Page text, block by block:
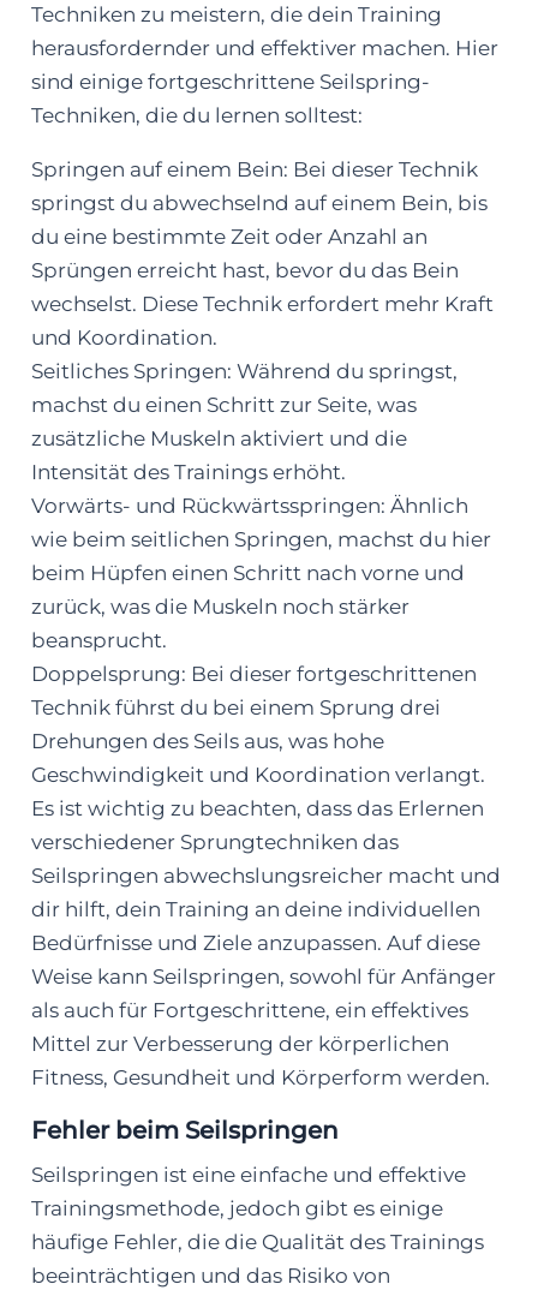
Techniken zu meistern, die dein Training
herausfordernder und effektiver machen. Hier
sind einige fortgeschrittene Seilspring-
Techniken, die du lernen solltest:
Springen auf einem Bein: Bei dieser Technik
springst du abwechselnd auf einem Bein, bis
du eine bestimmte Zeit oder Anzahl an
Sprüngen erreicht hast, bevor du das Bein
wechselst. Diese Technik erfordert mehr Kraft
und Koordination.
Seitliches Springen: Während du springst,
machst du einen Schritt zur Seite, was
zusätzliche Muskeln aktiviert und die
Intensität des Trainings erhöht.
Vorwärts- und Rückwärtsspringen: Ähnlich
wie beim seitlichen Springen, machst du hier
beim Hüpfen einen Schritt nach vorne und
zurück, was die Muskeln noch stärker
beansprucht.
Doppelsprung: Bei dieser fortgeschrittenen
Technik führst du bei einem Sprung drei
Drehungen des Seils aus, was hohe
Geschwindigkeit und Koordination verlangt.
Es ist wichtig zu beachten, dass das Erlernen
verschiedener Sprungtechniken das
Seilspringen abwechslungsreicher macht und
dir hilft, dein Training an deine individuellen
Bedürfnisse und Ziele anzupassen. Auf diese
Weise kann Seilspringen, sowohl für Anfänger
als auch für Fortgeschrittene, ein effektives
Mittel zur Verbesserung der körperlichen
Fitness, Gesundheit und Körperform werden.
Fehler beim Seilspringen
Seilspringen ist eine einfache und effektive
Trainingsmethode, jedoch gibt es einige
häufige Fehler, die die Qualität des Trainings
beeinträchtigen und das Risiko von